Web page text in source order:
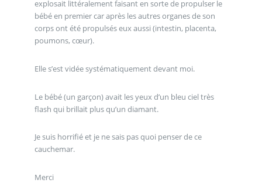
explosait littéralement faisant en sorte de propulser le
bébé en premier car après les autres organes de son
corps ont été propulsés eux aussi (intestin, placenta,
poumons, cœur).
Elle s’est vidée systématiquement devant moi.
Le bébé (un garçon) avait les yeux d’un bleu ciel très
flash qui brillait plus qu’un diamant.
Je suis horrifié et je ne sais pas quoi penser de ce
cauchemar.
Merci